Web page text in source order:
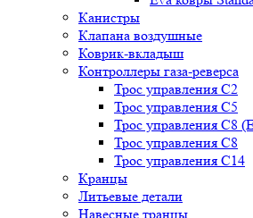
Канистры
Клапана воздушные
Коврик-вкладыш
Контроллеры газа-реверса
Трос управления C2
Трос управления C5
Трос управления C8
Трос управления C8
Трос управления C14
Кранцы
Литьевые детали
Навесные транцы